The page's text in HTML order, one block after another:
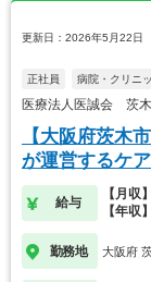
更新日：2026年5月22日
正社員 病院・クリニ
医療法人医誠会 茨
【大阪府茨木
が運営するケ
給与
【月収
【年収
勤務地 大阪府